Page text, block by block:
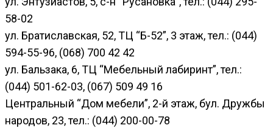
58-02
ул. Братиславская, 52, ТЦ “Б-52”, 3 этаж, тел.: (044)
594-55-96, (068) 700 42 42
ул. Бальзака, 6, ТЦ “Мебельный лабиринт”, тел.:
(044) 501-62-03, (067) 509 49 16
Центральный “Дoм мебели”, 2-й этаж, бул. Дружбы
народов, 23, тел.: (044) 200-00-78